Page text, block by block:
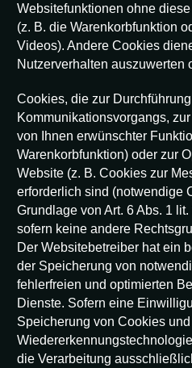
Websitefunktionen ohne
(z. B. die Warenkorbfunktion
Videos). Andere Cookies
Nutzerverhalten auszuwerten
Cookies, die zur
Kommunikationsvorgangs,
von Ihnen erwünschter
Warenkorbfunktion) oder zur
Website (z. B. Cookies zur
erforderlich sind (notwendige
Grundlage von Art. 6 Abs. 1
sofern keine andere
Der Websitebetreiber hat ein
der Speicherung von
fehlerfreien und optimierten
Dienste. Sofern eine
Speicherung von Cookies
die Verarbeitung